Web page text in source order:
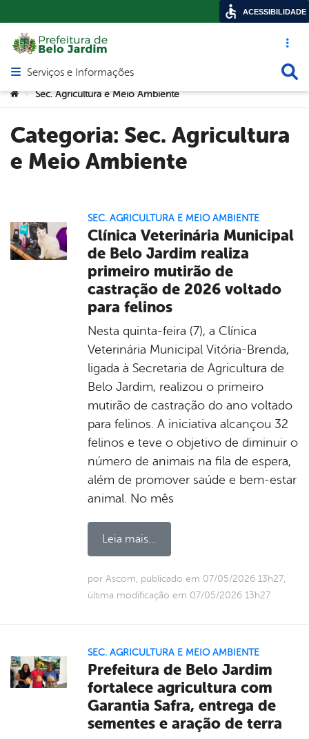
Acesso
Abrir menu principal de navegação
Serviços e Informações
Você está aqui:
> Sec. Agricultura e Meio Ambiente
Categoria: Sec. Agricultura
e Meio Ambiente
SEC. AGRICULTURA E MEIO AMBIENTE
Clínica Veterinária Municipal
de Belo Jardim realiza
primeiro mutirão de
castração de 2026 voltado
para felinos
Nesta quinta-feira (7), a Clínica
Veterinária Municipal Vitória-Brenda,
ligada à Secretaria de Agricultura de
Belo Jardim, realizou o primeiro
mutirão de castração do ano voltado
para felinos. A iniciativa alcançou 32
felinos e teve o objetivo de diminuir o
número de animais na fila de espera,
além de promover saúde e bem-estar
animal. No mês
Leia mais...
por Ascom, publicado em 07/05/2026 13h27,
última modificação em 07/05/2026 13h27
SEC. AGRICULTURA E MEIO AMBIENTE
Prefeitura de Belo Jardim
fortalece agricultura com
Garantia Safra, entrega de
sementes e aração de terra
ACESSIBILIDADE